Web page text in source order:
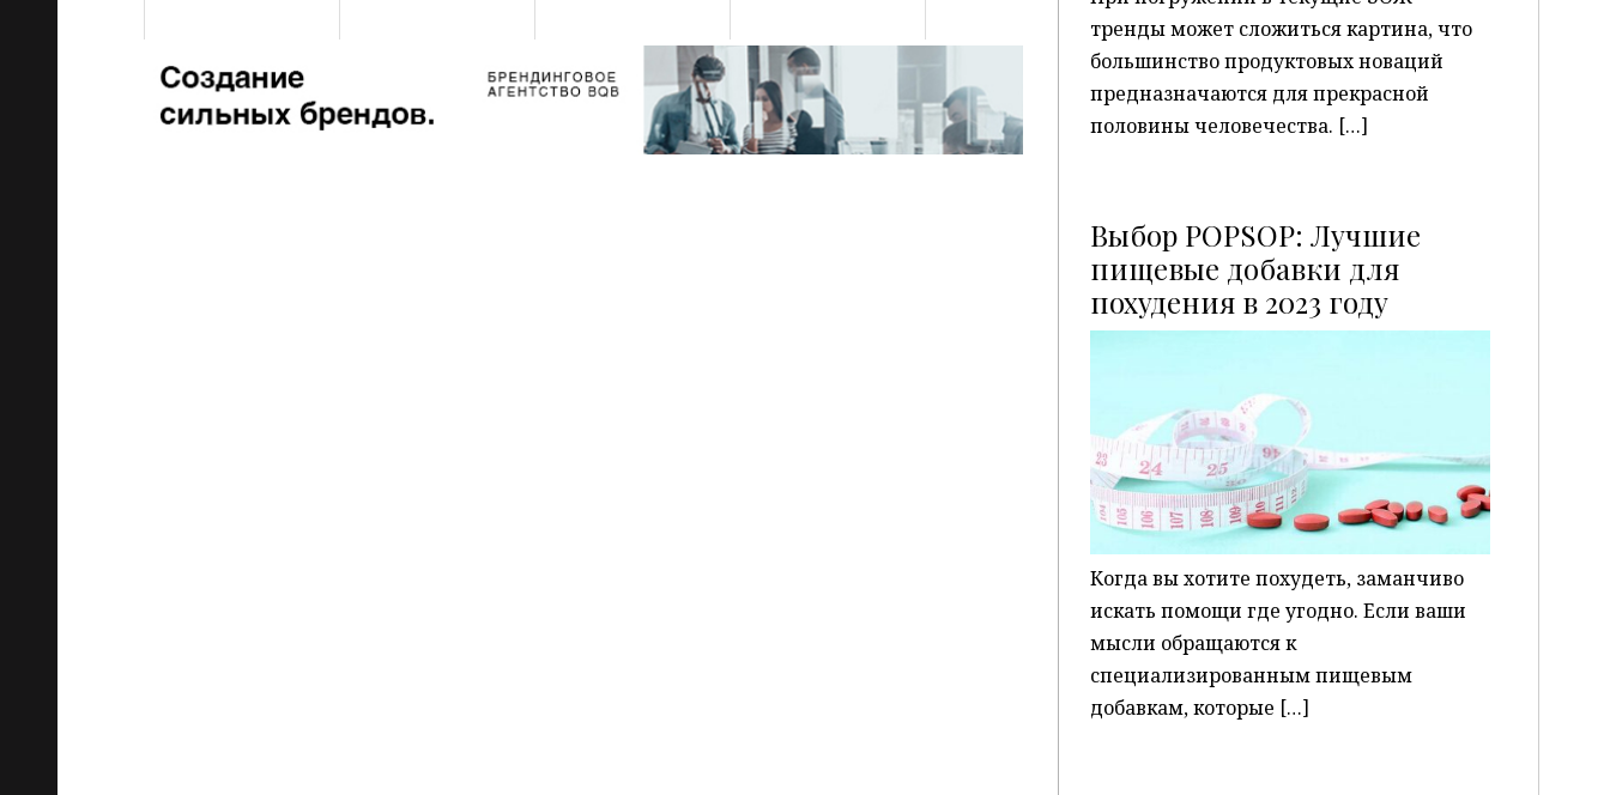
тренды может сложиться картина, что
большинство продуктовых новаций
предназначаются для прекрасной
половины человечества. […]
Выбор POPSOP: Лучшие
пищевые добавки для
похудения в 2023 году
P
Когда вы хотите похудеть, заманчиво
искать помощи где угодно. Если ваши
мысли обращаются к
специализированным пищевым
добавкам, которые […]